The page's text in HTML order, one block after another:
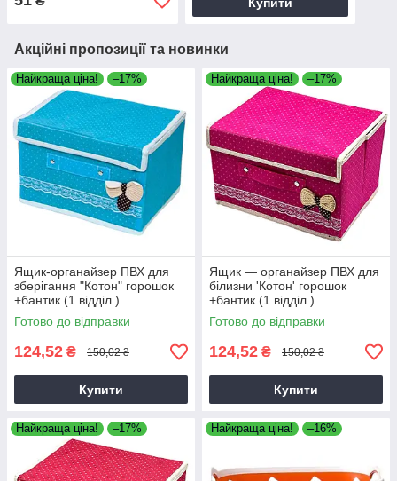
Купити
Акційні пропозиції та новинки
Найкраща ціна! –17%
Ящик-органайзер ПВХ для
зберігання "Котон" горошок
+бантик (1 відділ.)
25х20х16,5 см блакитний
Готово до відправки
124,52 ₴ 150,02 ₴
Купити
Найкраща ціна! –17%
Ящик — органайзер ПВХ для
білизни 'Котон' горошок
+бантик (1 відділ.)
25×20×16,5см рожевий
(М0465)
Готово до відправки
124,52 ₴ 150,02 ₴
Купити
Найкраща ціна! –17% Найкраща ціна! –16%